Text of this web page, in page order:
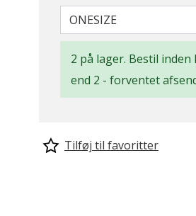
ONESIZE
2 på lager. Bestil inden
end 2 - forventet
Tilføj til favoritter